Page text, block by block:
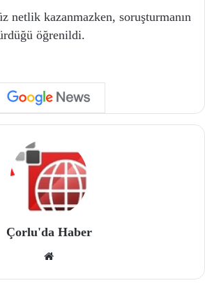
netlik kazanmazken, soruşturmanın
öğrenildi.
Çorlu'da Haber